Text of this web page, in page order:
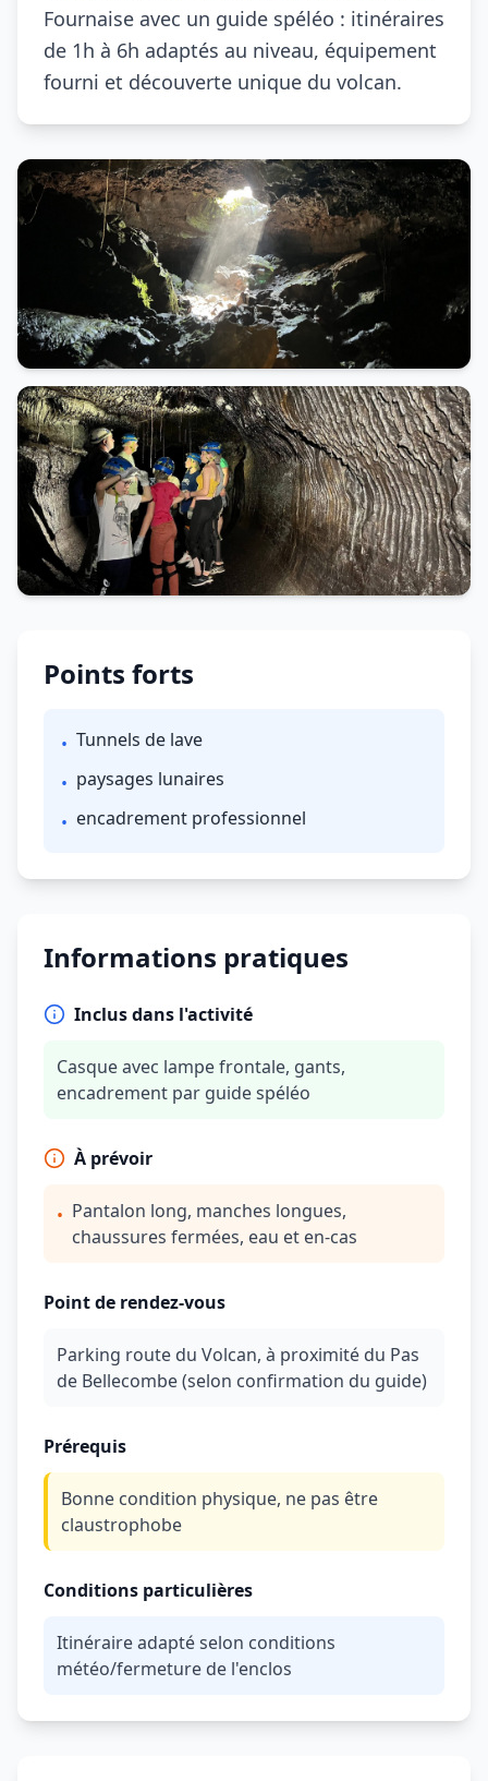
Fournaise avec un guide spéléo : itinéraires
de 1h à 6h adaptés au niveau, équipement
fourni et découverte unique du volcan.
Points forts
• Tunnels de lave
• paysages lunaires
• encadrement professionnel
Informations pratiques
Inclus dans l'activité
Casque avec lampe frontale, gants,
encadrement par guide spéléo
À prévoir
• Pantalon long, manches longues,
chaussures fermées, eau et en-cas
Point de rendez-vous
Parking route du Volcan, à proximité du Pas
de Bellecombe (selon confirmation du guide)
Prérequis
Bonne condition physique, ne pas être
claustrophobe
Conditions particulières
Itinéraire adapté selon conditions
météo/fermeture de l'enclos